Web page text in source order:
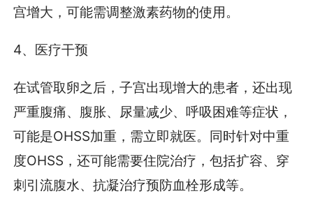
宫增大，可能需调整激素药物的使用。
4、医疗干预
在试管取卵之后，子宫出现增大的患者，还出现
严重腹痛、腹胀、尿量减少、呼吸困难等症状，
可能是OHSS加重，需立即就医。同时针对中重
度OHSS，还可能需要住院治疗，包括扩容、穿
刺引流腹水、抗凝治疗预防血栓形成等。